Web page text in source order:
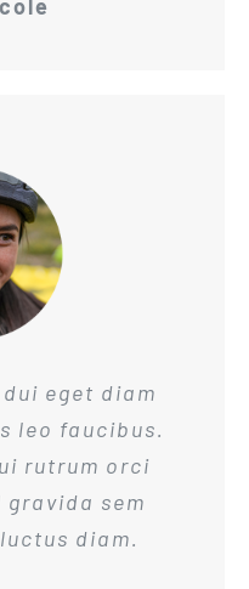
eget diam
leo faucibus.
rutrum orci
sem
diam.